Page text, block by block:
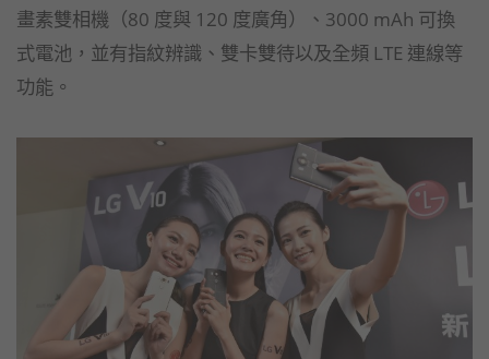
畫素雙相機（80 度與 120 度廣角）、3000 mAh 可換
式電池，並有指紋辨識、雙卡雙待以及全頻 LTE 連線等
功能。